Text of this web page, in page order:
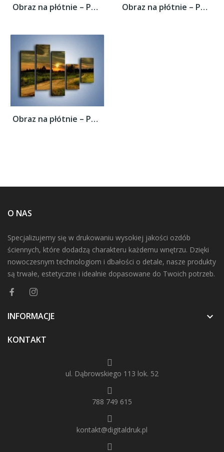
Obraz na płótnie – Polana z małym... Obraz na płótnie – Polana z małym...
Obraz na płótnie – Polana z małym...
O NAS
Specjalizujemy się w drukowaniu wysokiej jakości ozdób
ściennych, które dodadzą charakteru każdemu wnętrzu. Dzięki
nowoczesnym technologiom i dbałości o detale, nasze produkty
są trwałe, estetyczne i idealnie dopasowane do Twoich potrzeb.
INFORMACJE 
KONTAKT
ul. Dąbrowskiego 113 lok. 52
788 749 615
kontakt@digitaldruk.pl